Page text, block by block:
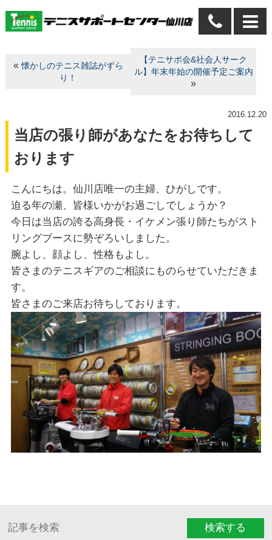
«懐かしのテニス雑誌がずら
り！
【テニサポ会&社会人サーク
ル】年末年始の開催予定ご案内
»
2016.12.20
当店の張り師があなたをお待ちして
おります
こんにちは。仙川店唯一の主婦、ひがしです。
迫る年の瀬、皆様いかがお過ごしでしょうか？
今日は当店の誇る高身長・イケメン張り師たちがスト
リングブースに勢ぞろいしました。
腕よし、顔よし、性格もよし。
皆さまのテニスギアのご相談にものらせていただきま
す。
皆さまのご来店お待ちしております。
検索する